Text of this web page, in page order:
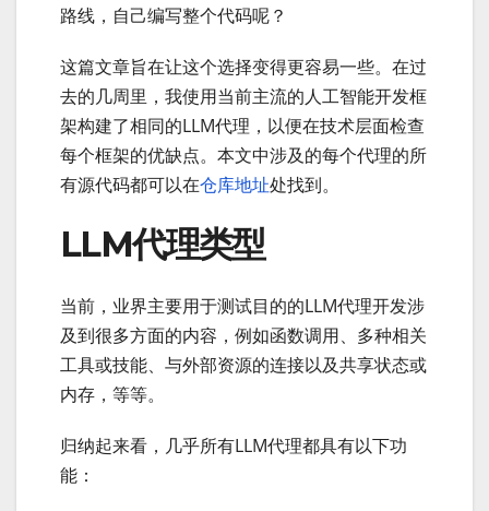
路线，自己编写整个代码呢？
这篇文章旨在让这个选择变得更容易一些。在过
去的几周里，我使用当前主流的人工智能开发框
架构建了相同的LLM代理，以便在技术层面检查
每个框架的优缺点。本文中涉及的每个代理的所
有源代码都可以在仓库地址处找到。
LLM代理类型
当前，业界主要用于测试目的的LLM代理开发涉
及到很多方面的内容，例如函数调用、多种相关
工具或技能、与外部资源的连接以及共享状态或
内存，等等。
归纳起来看，几乎所有LLM代理都具有以下功
能：